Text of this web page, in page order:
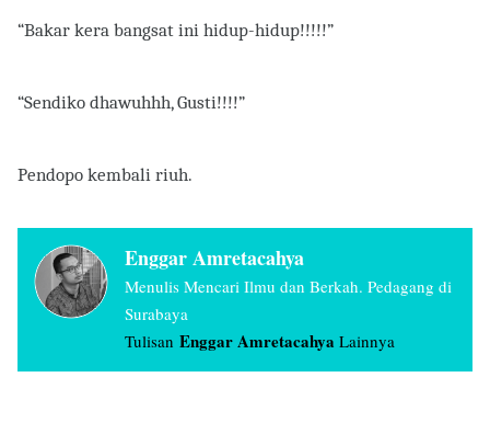
“Bakar kera bangsat ini hidup-hidup!!!!!”
“Sendiko dhawuhhh, Gusti!!!!”
Pendopo kembali riuh.
Enggar Amretacahya
Menulis Mencari Ilmu dan Berkah. Pedagang di
Surabaya
Tulisan EnggarAmretacahya Lainnya